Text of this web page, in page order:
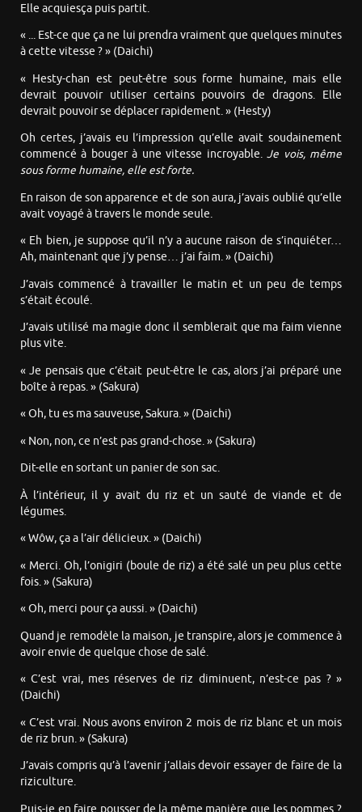
Elle acquiesça puis partit.
« ... Est-ce que ça ne lui prendra vraiment que quelques minutes
à cette vitesse ? » (Daichi)
« Hesty-chan est peut-être sous forme humaine, mais elle
devrait pouvoir utiliser certains pouvoirs de dragons. Elle
devrait pouvoir se déplacer rapidement. » (Hesty)
Oh certes, j’avais eu l’impression qu’elle avait soudainement
commencé à bouger à une vitesse incroyable.Je vois, même
sous forme humaine, elle est forte.
En raison de son apparence et de son aura, j’avais oublié qu’elle
avait voyagé à travers le monde seule.
« Eh bien, je suppose qu’il n’y a aucune raison de s’inquiéter…
Ah, maintenant que j’y pense… j’ai faim. » (Daichi)
J’avais commencé à travailler le matin et un peu de temps
s’était écoulé.
J’avais utilisé ma magie donc il semblerait que ma faim vienne
plus vite.
« Je pensais que c’était peut-être le cas, alors j’ai préparé une
boîte à repas. » (Sakura)
« Oh, tu es ma sauveuse, Sakura. » (Daichi)
« Non, non, ce n’est pas grand-chose. » (Sakura)
Dit-elle en sortant un panier de son sac.
À l’intérieur, il y avait du riz et un sauté de viande et de
légumes.
« Wôw, ça a l’air délicieux. » (Daichi)
« Merci. Oh, l’onigiri (boule de riz) a été salé un peu plus cette
fois. » (Sakura)
« Oh, merci pour ça aussi. » (Daichi)
Quand je remodèle la maison, je transpire, alors je commence à
avoir envie de quelque chose de salé.
« C’est vrai, mes réserves de riz diminuent, n’est-ce pas ? »
(Daichi)
« C’est vrai. Nous avons environ 2 mois de riz blanc et un mois
de riz brun. » (Sakura)
J’avais compris qu’à l’avenir j’allais devoir essayer de faire de la
riziculture.
Puis-je en faire pousser de la même manière que les pommes ?